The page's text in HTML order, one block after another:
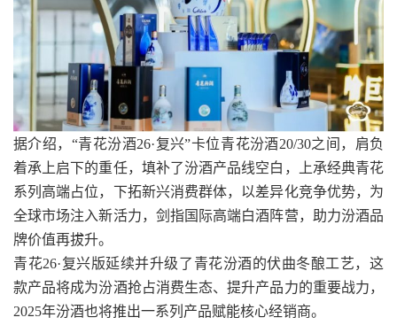
据介绍，“青花‬汾酒‬26·复兴‬”卡位‬青花汾酒20/30之间，肩负
着承上启下的重任，填补了汾酒产品线空白，上承经典青花
系列高端占位，下拓新兴消费群体，以差异化竞争优势，为
全球市场注入新活力，剑指国际高端白酒阵营，助力汾酒品
牌价值再拔升。
青花26·复兴版延续并升级了青花汾酒的伏曲冬酿工艺，这
款产品将成为汾酒抢占消费生态、提升产品力的重要战力，
2025年汾酒也将推出一系列产品赋能核心经销商。